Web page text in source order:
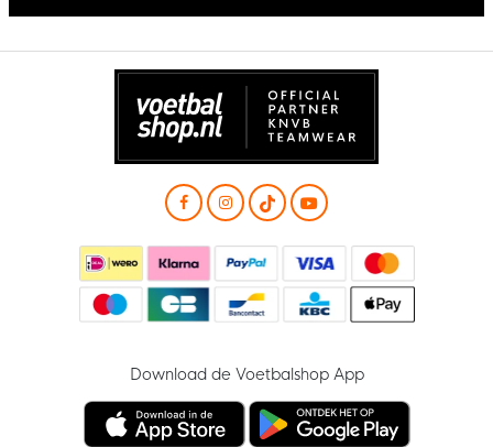
Download de Voetbalshop App